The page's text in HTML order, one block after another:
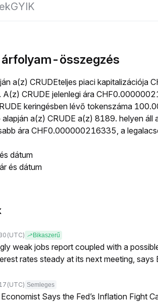
GYIK
árfolyam-összegzés
a(z) CRUDEteljes piaci kapitalizációja
A(z) CRUDE jelenlegi ára
keringésben lévő tokenszáma
alapján a(z) CRUDE a(z) 8189. helyen
ára CHF0.000000216335, a
dátum
és dátum
(UTC) Bikaszerű
weak jobs report coupled with a
rates steady at its next meeting,
(UTC) Semleges
Says the Fed’s Inflation Fight